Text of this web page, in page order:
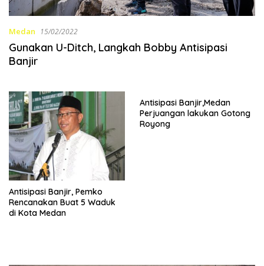
Medan 15/02/2022
Gunakan U-Ditch, Langkah Bobby Antisipasi
Banjir
Antisipasi Banjir, Pemko
Rencanakan Buat 5 Waduk
di Kota Medan
Antisipasi Banjir,Medan
Perjuangan lakukan Gotong
Royong